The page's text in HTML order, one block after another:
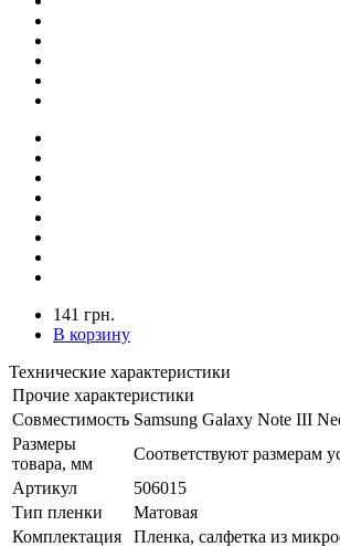
141 грн.
В корзину
Технические характеристики
Прочие характеристики
Совместимость Samsung Galaxy Note III
Размеры
товара, мм
Соответствуют размерам
Артикул
506015
Тип пленки
Матовая
Комплектация
Пленка, салфетка из